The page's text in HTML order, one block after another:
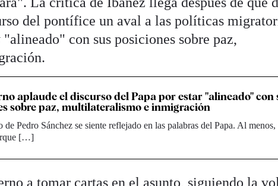
del pontífice un aval a las políticas
con sus posiciones sobre paz,
aplaude el discurso del Papa por estar "alineado" con
sobre paz, multilateralismo e inmigración
Pedro Sánchez se siente reflejado en las palabras del Papa. Al menos,
[…]
a tomar cartas en el asunto, siguiendo la